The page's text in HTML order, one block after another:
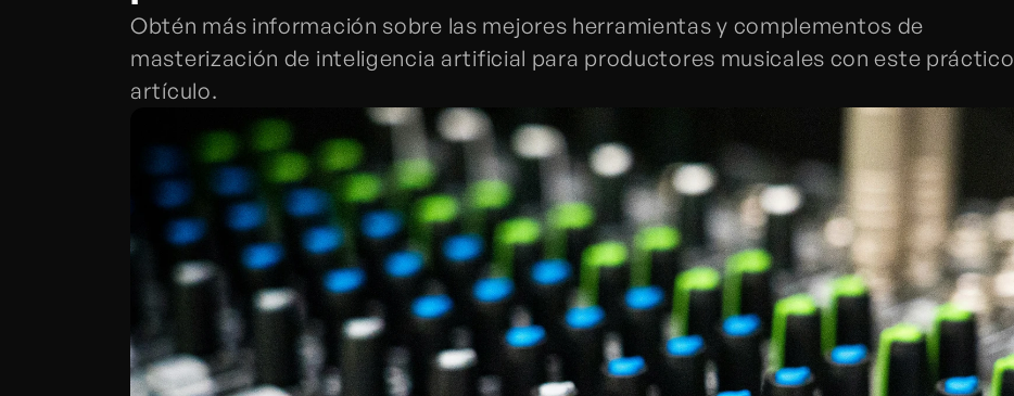
Obtén más información sobre las mejores herramientas y complementos de
masterización de inteligencia artificial para productores musicales con este práctico
artículo.